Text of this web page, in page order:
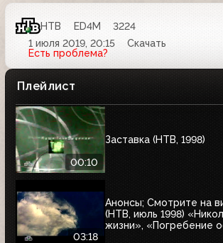
НТВ ED4M
3224
1 июля 2019, 20:15
Скачать
Есть проблема?
Плейлист
00:10
Заставка (НТВ, 1998)
03:18
Анонсы; Смотрите на
(НТВ, июль 1998)
жизни», «Погребение